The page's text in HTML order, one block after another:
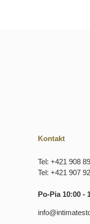
Kontakt
Tel: +421 908
Tel: +421 907
Po-Pia 10:00 -